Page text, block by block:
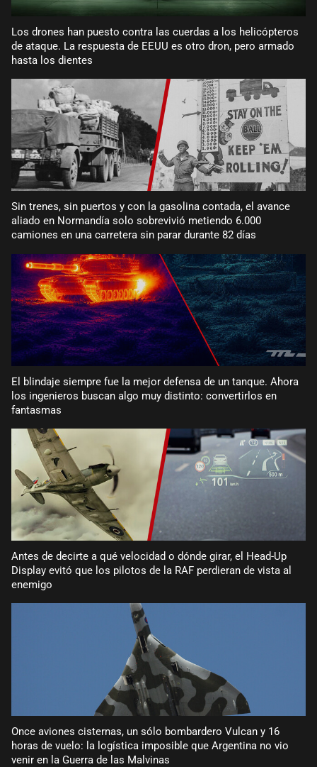
Los drones han puesto contra las cuerdas a los helicópteros
de ataque. La respuesta de EEUU es otro dron, pero armado
hasta los dientes
Sin trenes, sin puertos y con la gasolina contada, el avance
aliado en Normandía solo sobrevivió metiendo 6.000
camiones en una carretera sin parar durante 82 días
El blindaje siempre fue la mejor defensa de un tanque. Ahora
los ingenieros buscan algo muy distinto: convertirlos en
fantasmas
Antes de decirte a qué velocidad o dónde girar, el Head-Up
Display evitó que los pilotos de la RAF perdieran de vista al
enemigo
Once aviones cisternas, un sólo bombardero Vulcan y 16
horas de vuelo: la logística imposible que Argentina no vio
venir en la Guerra de las Malvinas